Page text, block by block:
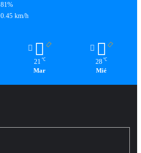
81%
0.45 km/h
21 ℃
Mar
28 ℃
Mié